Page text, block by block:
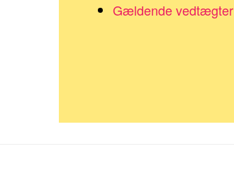
Gældende vedtægter